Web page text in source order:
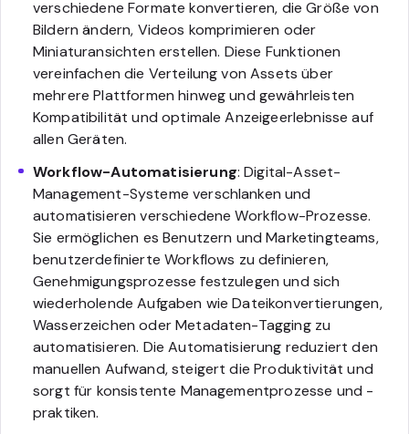
verschiedene Formate konvertieren, die Größe von
Bildern ändern, Videos komprimieren oder
Miniaturansichten erstellen. Diese Funktionen
vereinfachen die Verteilung von Assets über
mehrere Plattformen hinweg und gewährleisten
Kompatibilität und optimale Anzeigeerlebnisse auf
allen Geräten.
Workflow-Automatisierung: Digital-Asset-
Management-Systeme verschlanken und
automatisieren verschiedene Workflow-Prozesse.
Sie ermöglichen es Benutzern und Marketingteams,
benutzerdefinierte Workflows zu definieren,
Genehmigungsprozesse festzulegen und sich
wiederholende Aufgaben wie Dateikonvertierungen,
Wasserzeichen oder Metadaten-Tagging zu
automatisieren. Die Automatisierung reduziert den
manuellen Aufwand, steigert die Produktivität und
sorgt für konsistente Managementprozesse und -
praktiken.